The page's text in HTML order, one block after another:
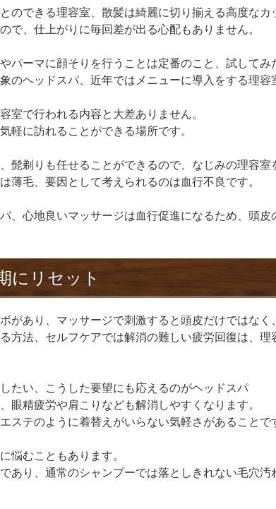
のできる理容室、散髪は綺麗に切り揃える高度なカ
で、仕上がりに毎回差が出る心配もありません。
パーマに顔そりを行うことは定番のこと、試してみ
のヘッドスパ、近年ではメニューに導入をする理容
室で行われる内容と大差ありません。
軽に訪れることができる場所です。
髭剃りも任せることができるので、なじみの理容室
薄毛、要因として考えられるのは血行不良です。
、心地良いマッサージは血行促進になるため、頭皮
にリセット
があり、マッサージで刺激すると頭皮だけではなく
方法、セルフケアでは解消の難しい疲労回復は、
たい、こうした要望にも応えるのがヘッドスパ
眼精疲労や肩こりなども解消しやすくなります。
ステのように着替えがいらない気軽さがあることで
悩むこともあります。
あり、通常のシャンプーでは落としきれない毛穴